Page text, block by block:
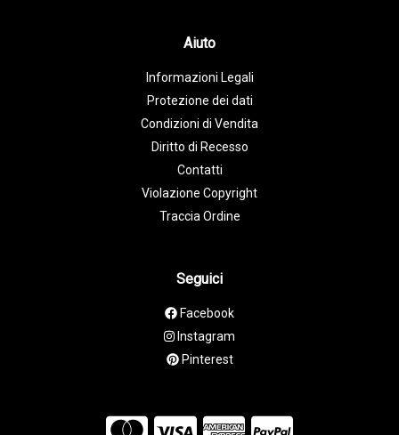
Aiuto
Informazioni Legali
Protezione dei dati
Condizioni di Vendita
Diritto di Recesso
Contatti
Violazione Copyright
Traccia Ordine
Seguici
Facebook
Instagram
Pinterest